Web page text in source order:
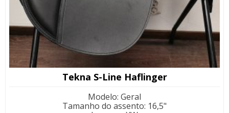
Tekna S-Line Haflinger
Modelo: Geral
Tamanho do assento: 16,5"